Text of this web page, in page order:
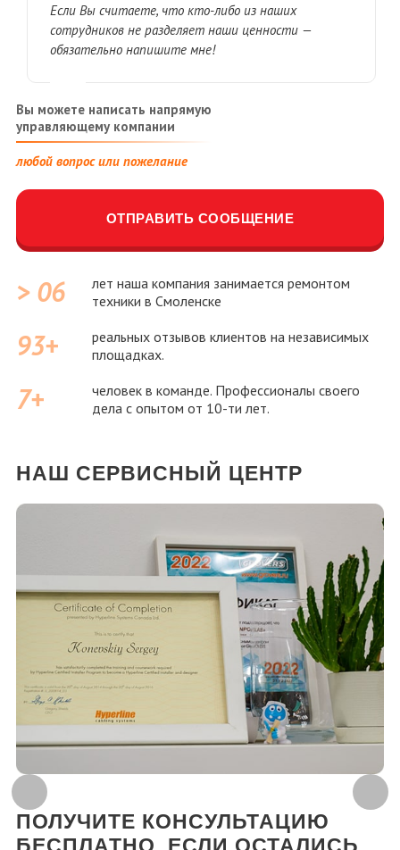
Ecли Вы считаете, что ктo-либo из наших
coтpудникoв нe paздeляeт нaши цeннocти —
oбязaтeльнo нaпишитe мнe!
Вы можете написать напрямую
управляющему компании
любой вопрос или пожелание
ОТПРАВИТЬ СООБЩЕНИЕ
> 06
лет наша компания занимается ремонтом
техники в Смоленске
93+
реальных отзывов клиентов на независимых
площадках.
7+
человек в команде. Профессионалы своего
дела с опытом от 10-ти лет.
НАШ СЕРВИСНЫЙ ЦЕНТР
ПОЛУЧИТЕ КОНСУЛЬТАЦИЮ